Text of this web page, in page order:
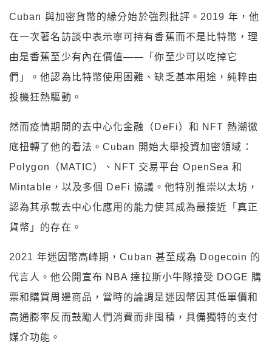
Cuban 與加密貨幣的緣分始於強烈批評。2019 年，他
在一次著名訪談中表示寧可持有香蕉而不是比特幣，理
由是香蕉至少有內在價值——「你至少可以吃掉它
們」。他認為比特幣使用困難、缺乏基本用途，純粹由
投機狂熱驅動。
然而疫情期間的去中心化金融（DeFi）和 NFT 熱潮徹
底扭轉了他的看法。Cuban 開始大舉投資加密領域：
Polygon（MATIC）、NFT 交易平台 OpenSea 和
Mintable，以及多個 DeFi 協議。他特別推崇以太坊，
認為其承載去中心化應用的能力使其成為最接近「真正
貨幣」的存在。
2021 年迷因幣高峰期，Cuban 甚至成為 Dogecoin 的
代言人。他公開宣布 NBA 達拉斯小牛隊接受 DOGE 購
票和購買周邊商品，當時的論調是迷因幣因其低單價和
高通膨率反而鼓勵人們消費而非囤積，具備獨特的支付
媒介功能。